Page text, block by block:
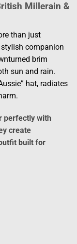
Millerain &
than just
stylish companion
brim
sun and rain.
hat, radiates
perfectly with
create
built for